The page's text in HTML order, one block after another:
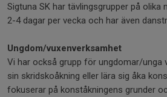
Sigtuna SK har tävlingsgrupper på olika
2-4 dagar per vecka och har även
Ungdom/vuxenverksamhet
Vi har också grupp för ungdomar/unga
sin skridskoåkning eller lära sig åka
fokuserar på konståkningens grunder